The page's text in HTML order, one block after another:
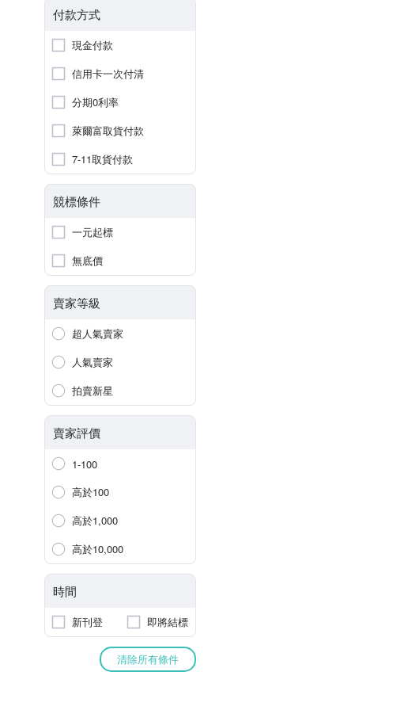
付款方式
現金付款
信用卡一次付清
分期0利率
萊爾富取貨付款
7-11取貨付款
競標條件
一元起標
無底價
賣家等級
超人氣賣家
人氣賣家
拍賣新星
賣家評價
1-100
高於100
高於1,000
高於10,000
時間
新刊登 即將結標
清除所有條件